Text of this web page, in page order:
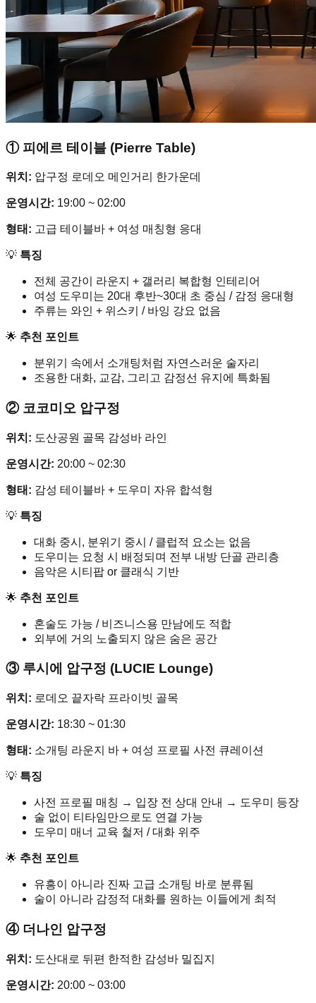
① 피에르 테이블 (Pierre Table)
위치: 압구정 로데오 메인거리 한가운데
운영시간: 19:00 ~ 02:00
형태: 고급 테이블바 + 여성 매칭형 응대
💡 특징
전체 공간이 라운지 + 갤러리 복합형 인테리어
여성 도우미는 20대 후반~30대 초 중심 / 감정 응대형
주류는 와인 + 위스키 / 바잉 강요 없음
🌟 추천 포인트
분위기 속에서 소개팅처럼 자연스러운 술자리
조용한 대화, 교감, 그리고 감정선 유지에 특화됨
② 코코미오 압구정
위치: 도산공원 골목 감성바 라인
운영시간: 20:00 ~ 02:30
형태: 감성 테이블바 + 도우미 자유 합석형
💡 특징
대화 중시, 분위기 중시 / 클럽적 요소는 없음
도우미는 요청 시 배정되며 전부 내방 단골 관리층
음악은 시티팝 or 클래식 기반
🌟 추천 포인트
혼술도 가능 / 비즈니스용 만남에도 적합
외부에 거의 노출되지 않은 숨은 공간
③ 루시에 압구정 (LUCIE Lounge)
위치: 로데오 끝자락 프라이빗 골목
운영시간: 18:30 ~ 01:30
형태: 소개팅 라운지 바 + 여성 프로필 사전 큐레이션
💡 특징
사전 프로필 매칭 → 입장 전 상대 안내 → 도우미 등장
술 없이 티타임만으로도 연결 가능
도우미 매너 교육 철저 / 대화 위주
🌟 추천 포인트
유흥이 아니라 진짜 고급 소개팅 바로 분류됨
술이 아니라 감정적 대화를 원하는 이들에게 최적
④ 더나인 압구정
위치: 도산대로 뒤편 한적한 감성바 밀집지
운영시간: 20:00 ~ 03:00